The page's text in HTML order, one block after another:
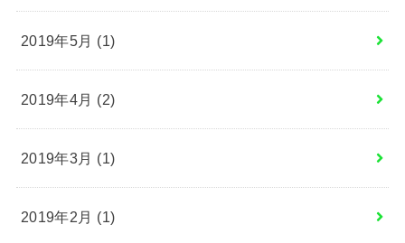
2019年5月 (1)
2019年4月 (2)
2019年3月 (1)
2019年2月 (1)